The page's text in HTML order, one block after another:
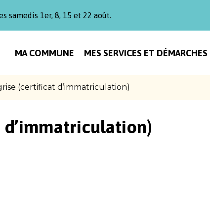
samedis 1er, 8, 15 et 22 août.
MA COMMUNE MES SERVICES ET DÉMARCHES
(certificat d’immatriculation)